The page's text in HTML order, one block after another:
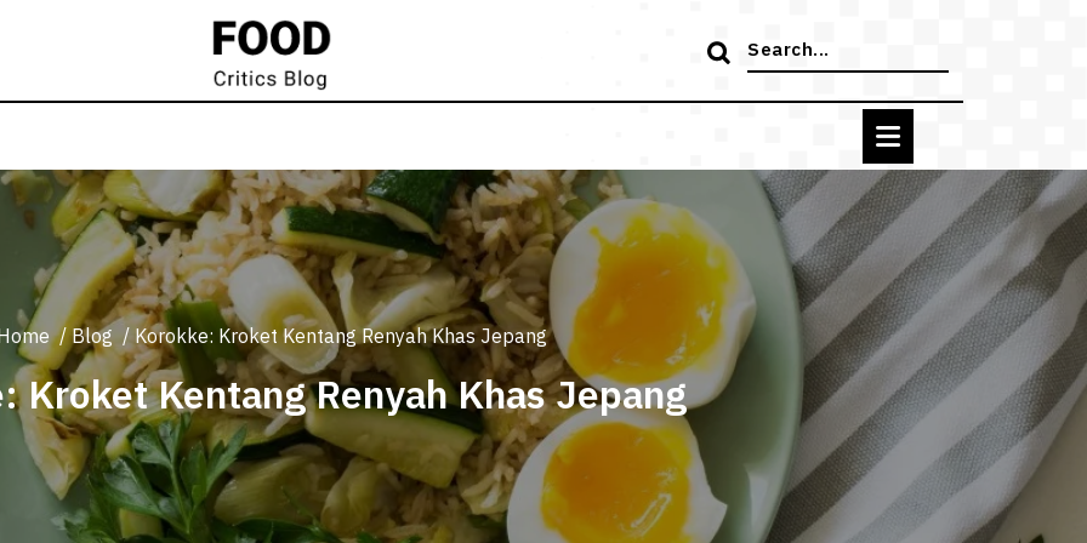
Search
for:
/Blog/ Korokke: Kroket Kentang Renyah Khas Jepang
Kroket Kentang Renyah Khas Jepang